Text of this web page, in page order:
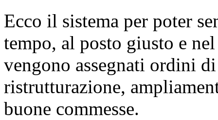
Ecco il sistema per poter
tempo, al posto giusto e
vengono assegnati ordini
ristrutturazione,
buone commesse.